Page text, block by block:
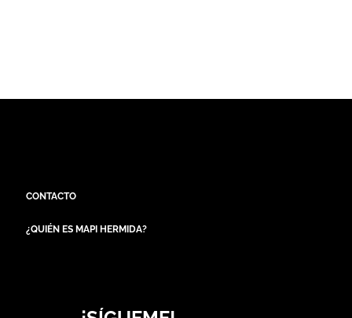
CONTACTO
¿QUIÉN ES MAPI HERMIDA?